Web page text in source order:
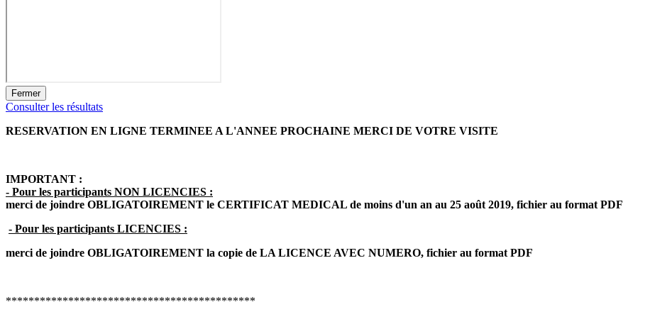
Fermer
Consulter les résultats
RESERVATION EN LIGNE TERMINEE A L'ANNEE PROCHAINE MERCI DE VOTRE VISITE
IMPORTANT :
- Pour les participants NON LICENCIES :
merci de joindre OBLIGATOIREMENT le CERTIFICAT MEDICAL de moins d'un an au 25 août 2019, fichier au format PDF
- Pour les participants LICENCIES :
merci de joindre OBLIGATOIREMENT la copie de LA LICENCE AVEC NUMERO, fichier au format PDF
********************************************